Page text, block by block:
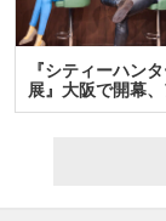
『シティーハン
展』大阪で開幕
＆…